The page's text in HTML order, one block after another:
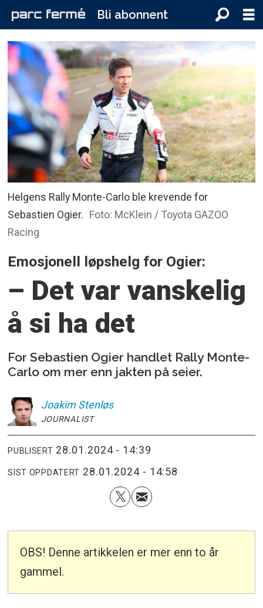
Bli abonnent
Helgens Rally Monte-Carlo ble krevende for
Sebastien Ogier. Foto: McKlein / Toyota GAZOO
Racing
Emosjonell løpshelg for Ogier:
– Det var vanskelig
å si ha det
For Sebastien Ogier handlet Rally Monte-
Carlo om mer enn jakten på seier.
Joakim Stenløs
JOURNALIST
PUBLISERT 28.01.2024 - 14:39
SIST OPPDATERT 28.01.2024 - 14:58
OBS! Denne artikkelen er mer enn to år
gammel.